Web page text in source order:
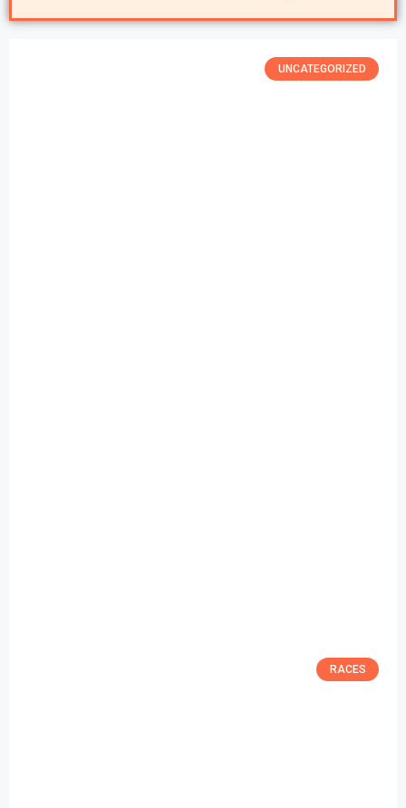
UNCATEGORIZED
RACES